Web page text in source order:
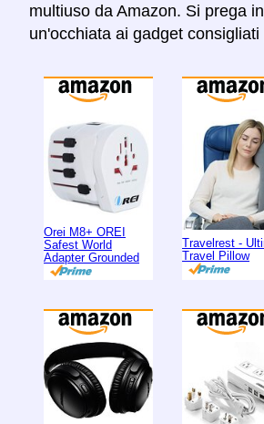
multiuso da Amazon. Si prega
un'occhiata ai gadget
Orei M8+ OREI
Safest World
Adapter Grounded
Travelrest -
Travel Pillow